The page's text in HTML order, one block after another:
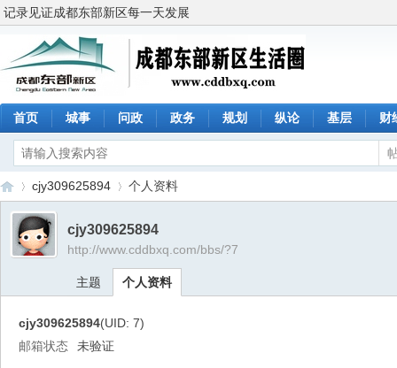
记录见证成都东部新区每一天发展
首页 城事 问政 政务 规划 纵论 基层 财
›
cjy309625894 个人资料
cjy309625894
http://www.cddbxq.com/bbs/?7
主题 个人资料
cjy309625894(UID: 7)
邮箱状态
未验证